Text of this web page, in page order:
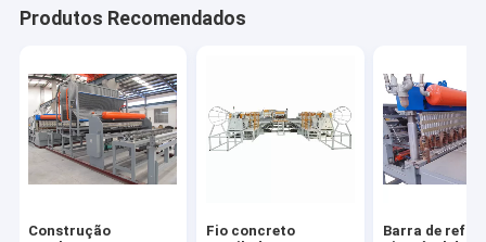
Produtos Recomendados
Construção
Fio concreto
Barra de